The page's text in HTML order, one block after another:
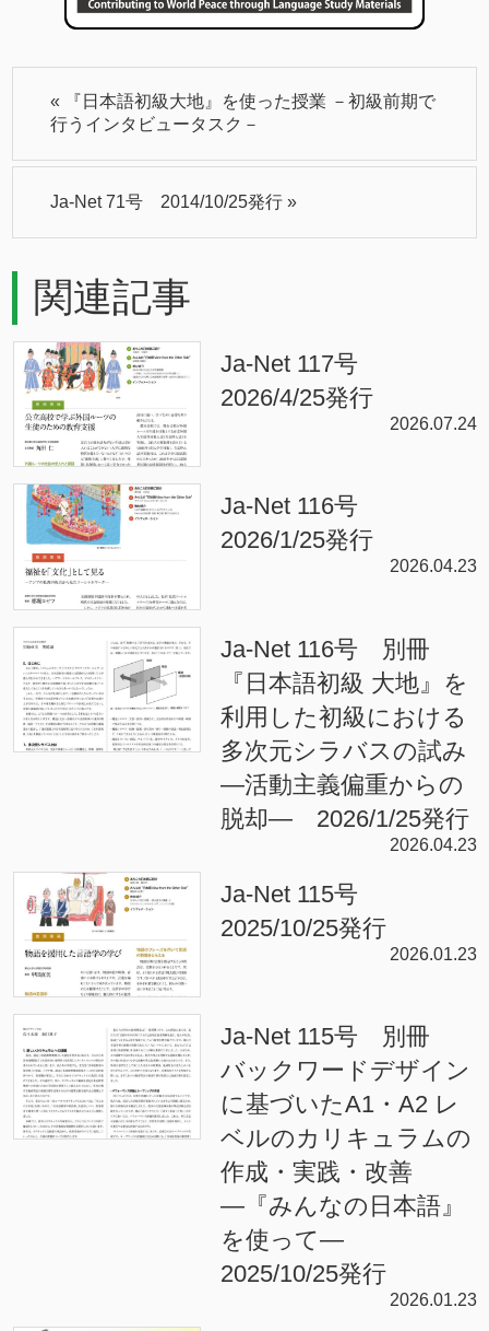
«
『日本語初級大地』を使った授業 －初級前期で
行うインタビュータスク－
Ja-Net 71号 2014/10/25発行 »
関連記事
Ja-Net 117号
2026/4/25発行
2026.07.24
Ja-Net 116号
2026/1/25発行
2026.04.23
Ja-Net 116号 別冊
『日本語初級 大地』を
利用した初級における
多次元シラバスの試み
—活動主義偏重からの
脱却— 2026/1/25発行
2026.04.23
Ja-Net 115号
2025/10/25発行
2026.01.23
Ja-Net 115号 別冊
バックワードデザイン
に基づいたA1・A2 レ
ベルのカリキュラムの
作成・実践・改善
―『みんなの日本語』
を使って―
2025/10/25発行
2026.01.23